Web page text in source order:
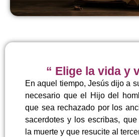
“ Elige la vida y
En aquel tiempo, Jesús dijo a
necesario que el Hijo del
que sea rechazado por los
sacerdotes y los escribas,
la muerte y que resucite al